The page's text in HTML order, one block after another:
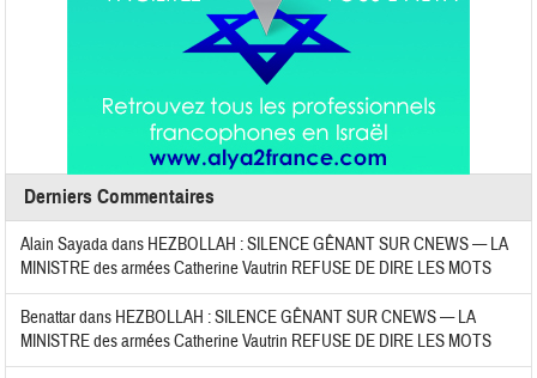
Derniers Commentaires
Alain Sayadadans HEZBOLLAH : SILENCE GÊNANT SUR CNEWS — LA
MINISTRE des armées Catherine Vautrin REFUSE DE DIRE LES MOTS
Benattardans HEZBOLLAH : SILENCE GÊNANT SUR CNEWS — LA
MINISTRE des armées Catherine Vautrin REFUSE DE DIRE LES MOTS